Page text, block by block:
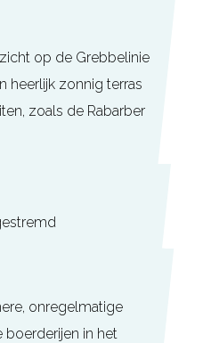
op de Grebbelinie
heerlijk zonnig terras
zoals de Rabarber
onregelmatige
boerderijen in het